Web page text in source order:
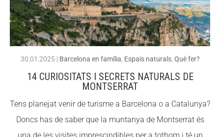
siste
ma
duna
és
30.01.2025 | Barcelona en família Espais naturals, Què fer?
14 CURIOSITATS I SECRETS NATURALS DE
MONTSERRAT
Tens planejat venir de turisme a Barcelona o a Catalunya?
Doncs has de saber que la muntanya de Montserrat és